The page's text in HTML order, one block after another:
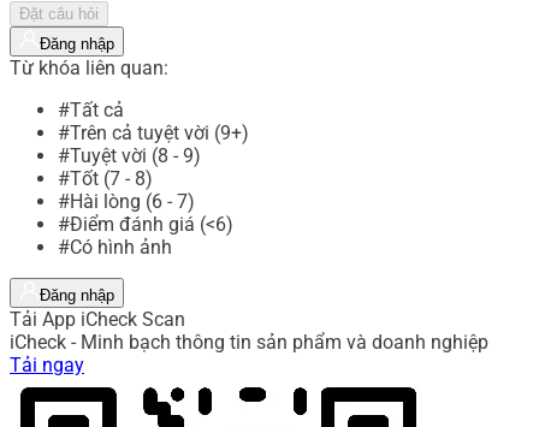
Đặt câu hỏi
Đăng nhập
Từ khóa liên quan:
#Tất cả
#Trên cả tuyệt vời (9+)
#Tuyệt vời (8 - 9)
#Tốt (7 - 8)
#Hài lòng (6 - 7)
#Điểm đánh giá (<6)
#Có hình ảnh
Đăng nhập
Tải App iCheck Scan
iCheck - Minh bạch thông tin sản phẩm và doanh nghiệp
Tải ngay